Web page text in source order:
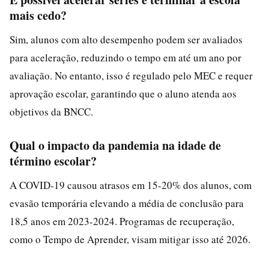
mais cedo?
Sim, alunos com alto desempenho podem ser avaliados
para aceleração, reduzindo o tempo em até um ano por
avaliação. No entanto, isso é regulado pelo MEC e requer
aprovação escolar, garantindo que o aluno atenda aos
objetivos da BNCC.
Qual o impacto da pandemia na idade de
término escolar?
A COVID-19 causou atrasos em 15-20% dos alunos, com
evasão temporária elevando a média de conclusão para
18,5 anos em 2023-2024. Programas de recuperação,
como o Tempo de Aprender, visam mitigar isso até 2026.